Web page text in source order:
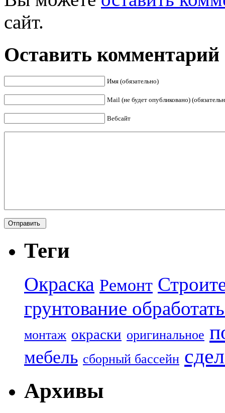
сайт.
Оставить комментарий
Имя (обязательно)
Mail (не будет опубликовано)
Вебсайт
Теги
Окраска Ремонт
грунтование
монтаж окраски оригинальное
мебель сборный бассейн
Архивы